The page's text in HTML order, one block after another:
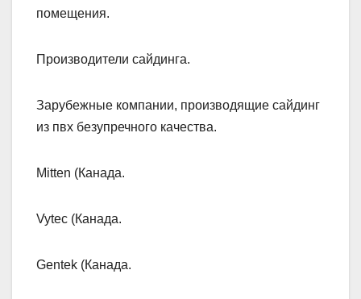
помещения.
Производители сайдинга.
Зарубежные компании, производящие сайдинг
из пвх безупречного качества.
Mitten (Канада.
Vytec (Канада.
Gentek (Канада.